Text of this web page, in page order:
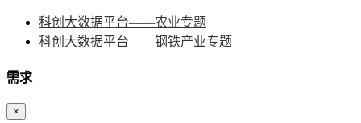
科创大数据平台——农业专题
科创大数据平台——钢铁产业专题
需求
×